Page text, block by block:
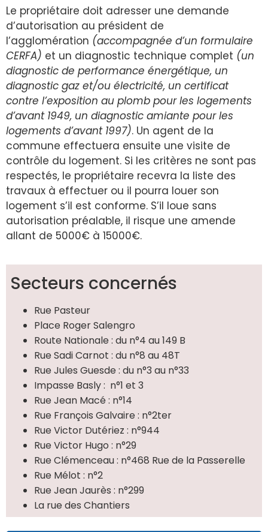
Le propriétaire doit adresser une demande
d’autorisation au président de
l’agglomération (accompagnée d’un formulaire
CERFA) et un diagnostic technique complet (un
diagnostic de performance énergétique, un
diagnostic gaz et/ou électricité, un certificat
contre l’exposition au plomb pour les logements
d’avant 1949, un diagnostic amiante pour les
logements d’avant 1997). Un agent de la
commune effectuera ensuite une visite de
contrôle du logement. Si les critères ne sont pas
respectés, le propriétaire recevra la liste des
travaux à effectuer ou il pourra louer son
logement s’il est conforme. S’il loue sans
autorisation préalable, il risque une amende
allant de 5000€ à 15000€.
Secteurs concernés
Rue Pasteur
Place Roger Salengro
Route Nationale : du n°4 au 149 B
Rue Sadi Carnot : du n°8 au 48T
Rue Jules Guesde : du n°3 au n°33
Impasse Basly : n°1 et 3
Rue Jean Macé : n°14
Rue François Galvaire : n°2ter
Rue Victor Dutériez : n°944
Rue Victor Hugo : n°29
Rue Clémenceau : n°468 Rue de la Passerelle
Rue Mélot : n°2
Rue Jean Jaurès : n°299
La rue des Chantiers